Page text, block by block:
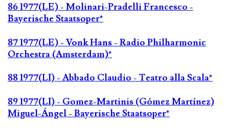
86 1977(LE) - Molinari-Pradelli Francesco -
Bayerische Staatsoper*
87 1977(LE) - Vonk Hans - Radio Philharmonic
Orchestra (Amsterdam)*
88 1977(LI) - Abbado Claudio - Teatro alla Scala*
89 1977(LI) - Gomez-Martinis (Gómez Martínez)
Miguel-Ángel - Bayerische Staatsoper*